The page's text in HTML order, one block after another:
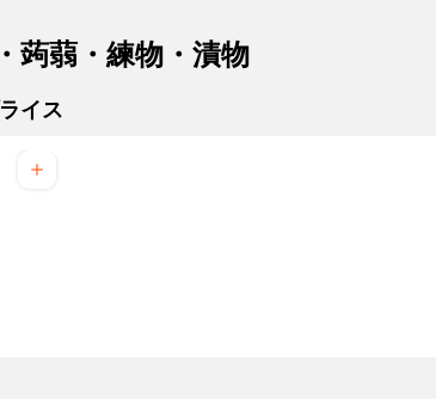
・蒟蒻・練物・漬物
イス